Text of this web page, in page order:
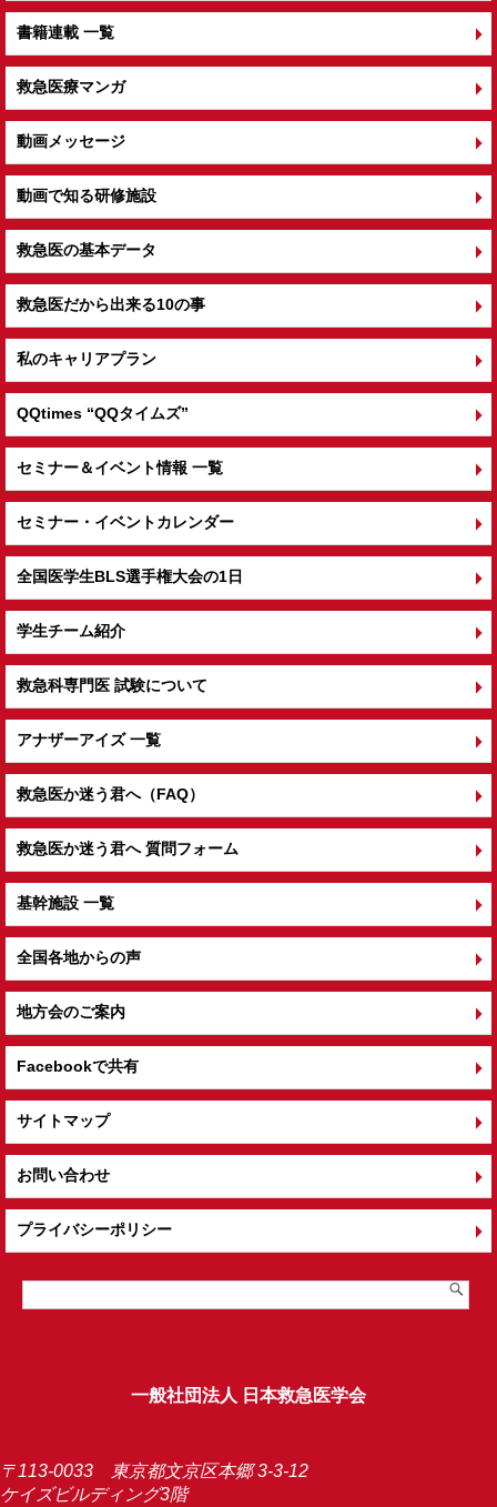
書籍連載 一覧
救急医療マンガ
動画メッセージ
動画で知る研修施設
救急医の基本データ
救急医だから出来る10の事
私のキャリアプラン
QQtimes “QQタイムズ”
セミナー＆イベント情報 一覧
セミナー・イベントカレンダー
全国医学生BLS選手権大会の1日
学生チーム紹介
救急科専門医 試験について
アナザーアイズ 一覧
救急医か迷う君へ（FAQ）
救急医か迷う君へ 質問フォーム
基幹施設 一覧
全国各地からの声
地方会のご案内
Facebookで共有
サイトマップ
お問い合わせ
プライバシーポリシー
一般社団法人 日本救急医学会
〒113-0033 東京都文京区本郷 3-3-12
ケイズビルディング3階